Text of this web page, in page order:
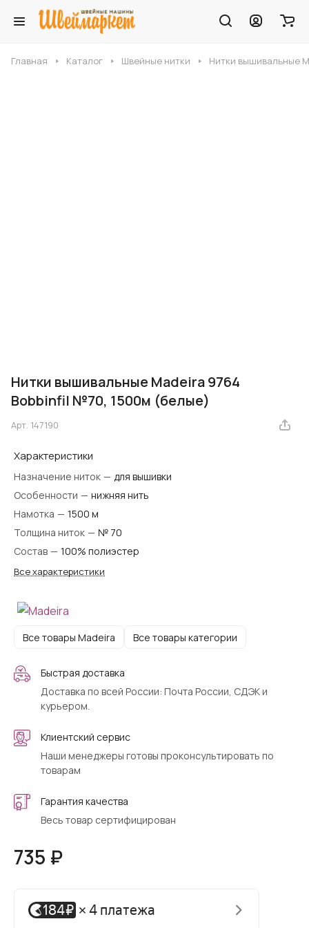
Главная Каталог Швейные нитки Нитки вышивальные
Нитки вышивальные Madeira 9764
Bobbinfil №70, 1500м (белые)
Арт. 147190
Характеристики
Назначение ниток — для вышивки
Особенности — нижняя нить
Намотка — 1500 м
Толщина ниток — № 70
Состав — 100% полиэстер
Все характеристики
Все товары Madeira Все товары категории
Быстрая доставка
Доставка по всей России: Почта России, СДЭК и
курьером.
Клиентский сервис
Наши менеджеры готовы проконсультировать по
товарам
Гарантия качества
Весь товар сертифицирован
735 ₽